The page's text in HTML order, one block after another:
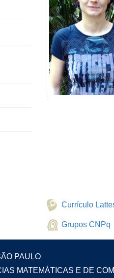
Currículo
Grupos CNPq
PAULO
MATEMÁTICAS E DE